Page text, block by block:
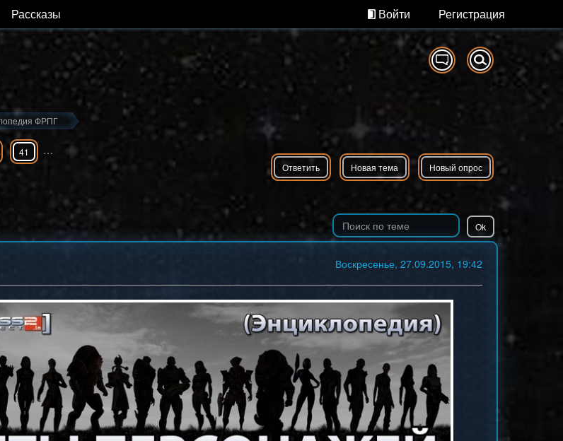
Рассказы Войти Регистрация
ФРПГ
41 …
Ответить Новая тема Новый опрос
Воскресенье, 27.09.2015, 19:42